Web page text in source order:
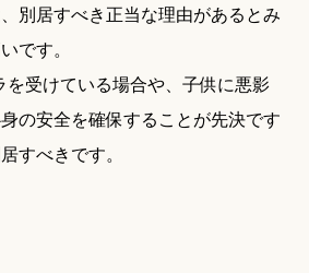
別居すべき正当な理由があるとみ
です。
を受けている場合や、子供に悪影
の安全を確保することが先決です
すべきです。